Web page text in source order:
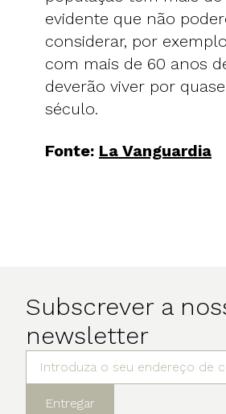
evidente que não
considerar, por
com mais de 60 anos
deverão viver por
século.
Fonte: La Vanguardia
Subscrever a
newsletter
Entregar